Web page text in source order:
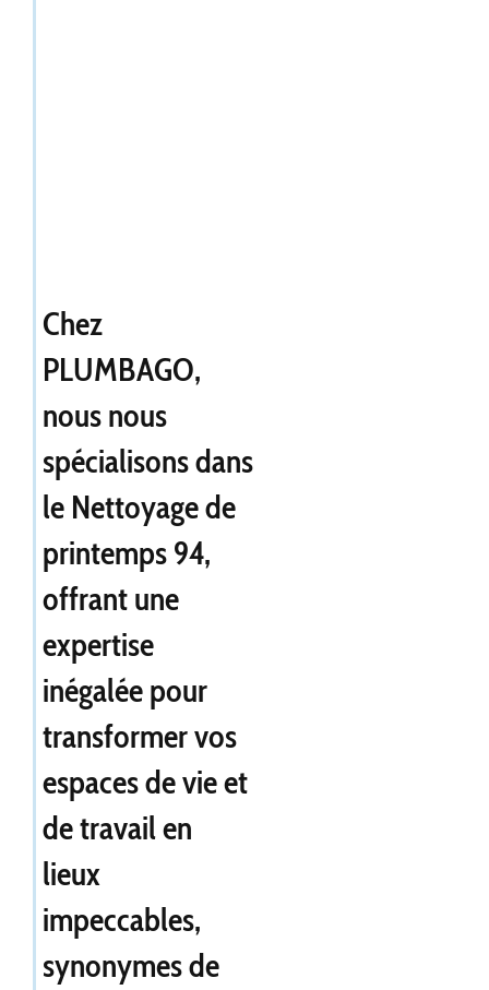
Chez
PLUMBAGO,
nous nous
spécialisons dans
le Nettoyage de
printemps 94,
offrant une
expertise
inégalée pour
transformer vos
espaces de vie et
de travail en
lieux
impeccables,
synonymes de